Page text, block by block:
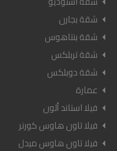
شقة بجارن
شقة بنتاهوس
شقة تربلكس
شقة دوبلكس
عمارة
فيلا استاند ألون
فيلا تاون هاوس كورنر
فيلا تاون هاوس ميدل